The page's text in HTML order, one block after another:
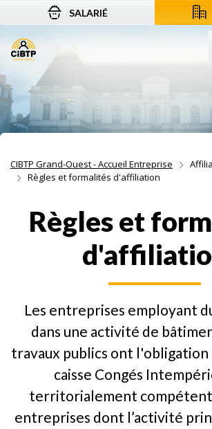
Aller au contenu
Aller à la recherche
Aller à la navigation
SALARIÉ
CIBTP Grand-Ouest - Accueil Entreprise
Règles et formalités d'affiliation
Règles et
Les entreprises employant
dans une activité de
travaux publics ont l'obligation
caisse Congés
territorialement
entreprises dont l’activité